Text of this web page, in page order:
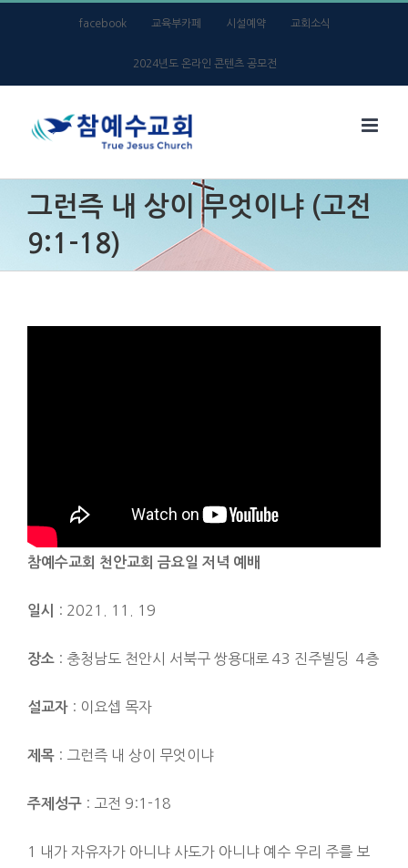
facebook 교육부카페 시설예약 교회소식
2024년도 온라인 콘텐츠 공모전
그런즉 내 상이 무엇이냐 (고전
9:1-18)
참예수교회 천안교회 금요일 저녁 예배
일시 : 2021. 11. 19
장소 : 충청남도 천안시 서북구 쌍용대로 43 진주빌딩 4층
설교자 : 이요셉 목자
제목 : 그런즉 내 상이 무엇이냐
주제성구 : 고전 9:1-18
1 내가 자유자가 아니냐 사도가 아니냐 예수 우리 주를 보